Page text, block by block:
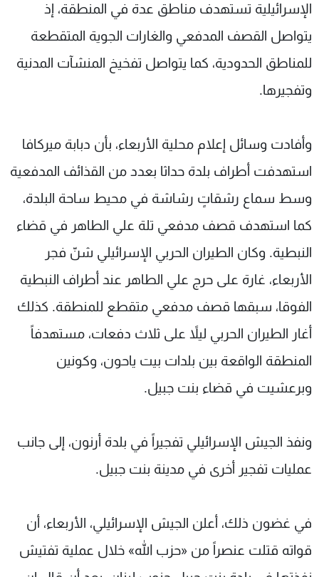
الإسرائيلية تستهدف مناطق عدة في المنطقة، إذ
يتواصل القصف المدفعي والغارات الجوية المتقطعة
للمناطق الحدودية، كما يتواصل تفخيخ المنشآت المدنية
وتفجيرها.
وأفادت وسائل إعلام محلية الأربعاء، بأن دبابة ميركافا
استهدفت أطراف بلدة حداثا بعدد من القذائف المدفعية
وسط سماع رشقاتٍ رشاشة في محيط ساحة البلدة،
كما استهدف قصف مدفعي تلة علي الطاهر في قضاء
النبطية. وكان الطيران الحربي الإسرائيلي شنّ فجر
الأربعاء، غارة على حرج علي الطاهر عند أطراف النبطية
الفوقا، سبقها قصف مدفعي متقطع للمنطقة. كذلك
أغار الطيران الحربي ليلاً على ثلاث دفعات، مستهدفاً
المنطقة الواقعة بين بلدات بيت ياحون، وكونين
وبرعشيت في قضاء بنت جبيل.
ونفذ الجيش الإسرائيلي تفجيراً في بلدة أرنون، إلى جانب
عمليات تفجير أخرى في مدينة بنت جبيل.
في غضون ذلك، أعلن الجيش الإسرائيلي، الأربعاء، أن
قواته قتلت عنصراً من «حزب الله» خلال عملية تفتيش